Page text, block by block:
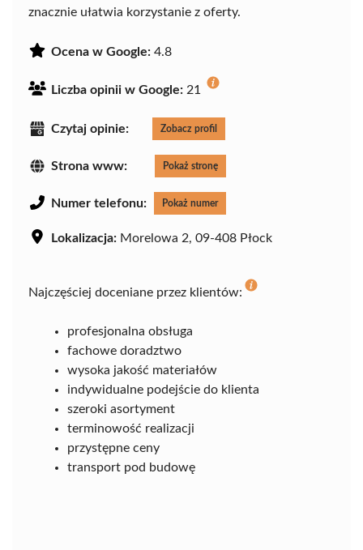
znacznie ułatwia korzystanie z oferty.
Ocena w Google: 4.8
Liczba opinii w Google: 21
Czytaj opinie: Zobacz profil
Strona www: Pokaż stronę
Numer telefonu: Pokaż numer
Lokalizacja: Morelowa 2, 09-408 Płock
Najczęściej doceniane przez klientów:
profesjonalna obsługa
fachowe doradztwo
wysoka jakość materiałów
indywidualne podejście do klienta
szeroki asortyment
terminowość realizacji
przystępne ceny
transport pod budowę